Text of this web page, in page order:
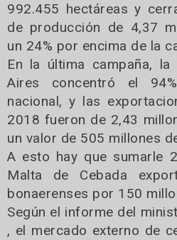
992.455 hectáreas y
de producción de 4,37
un 24% por encima de la
En la última campaña,
Aires concentró el
nacional, y las
2018 fueron de 2,43
un valor de 505 millones
A esto hay que sumarle
Malta de Cebada
bonaerenses por 150
Según el informe del
, el mercado externo de